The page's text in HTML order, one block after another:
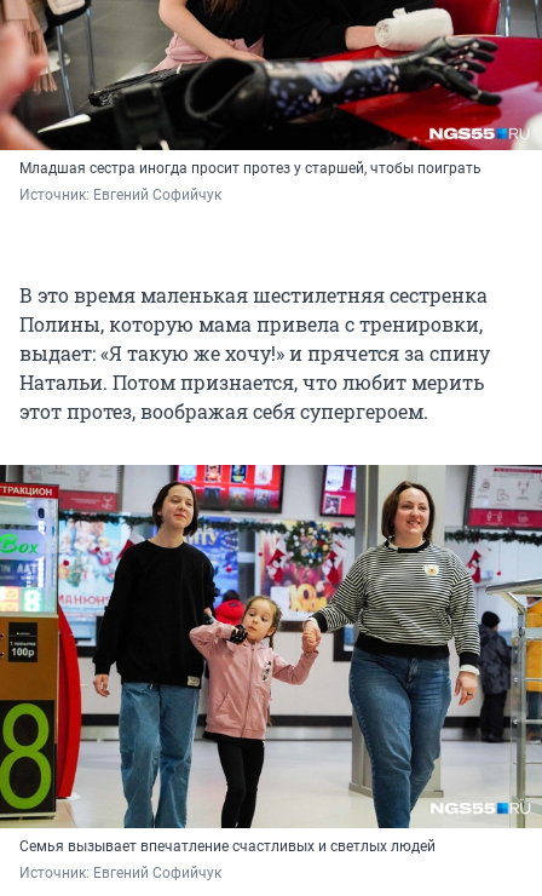
Младшая сестра иногда просит протез у старшей, чтобы поиграть
Источник: Евгений Софийчук
В это время маленькая шестилетняя сестренка
Полины, которую мама привела с тренировки,
выдает: «Я такую же хочу!» и прячется за спину
Натальи. Потом признается, что любит мерить
этот протез, воображая себя супергероем.
Семья вызывает впечатление счастливых и светлых людей
Источник: Евгений Софийчук